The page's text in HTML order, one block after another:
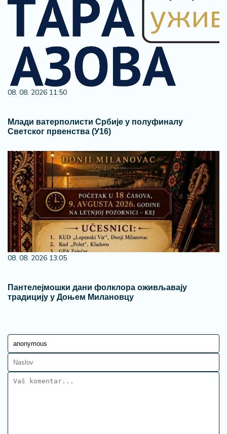
08. 08. 2026 11:50
Млади ватерполисти Србије у полуфиналу
Светског првенства (У16)
08. 08. 2026 13:05
Пантелејмошки дани фолклора оживљавају
традицију у Доњем Милановцу